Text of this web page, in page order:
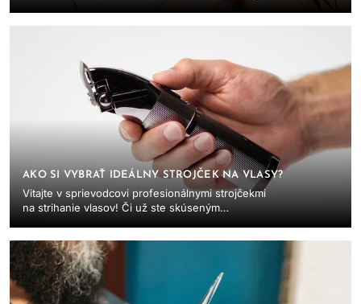
AKO SI VYBRAŤ IDEÁLNY STROJČEK NA VLASY?
Vitajte v sprievodcovi profesionálnymi strojčekmi
na strihanie vlasov! Či už ste skúseným